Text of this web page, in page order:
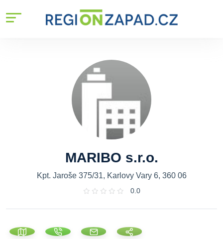
MARIBO s.r.o.
Kpt. Jaroše 375/31, Karlovy Vary 6, 360 06
0.0